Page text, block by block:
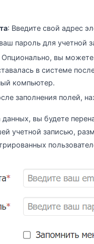
: Введите свой адрес
пароль для учетной
Опционально, вы можете
в системе
компьютер.
заполнения полей,
вы будете
учетной записью,